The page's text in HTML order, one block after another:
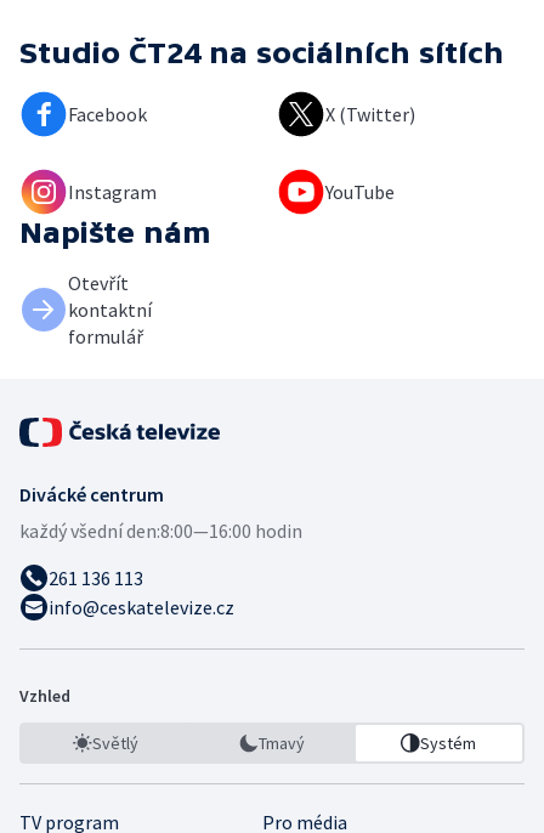
Studio ČT24 na sociálních sítích
Facebook X (Twitter)
Instagram YouTube
Napište nám
Otevřít
kontaktní
formulář
Divácké centrum
každý všední den:8:00—16:00 hodin
261 136 113
info@ceskatelevize.cz
Vzhled
Světlý Tmavý Systém
TV program Pro média